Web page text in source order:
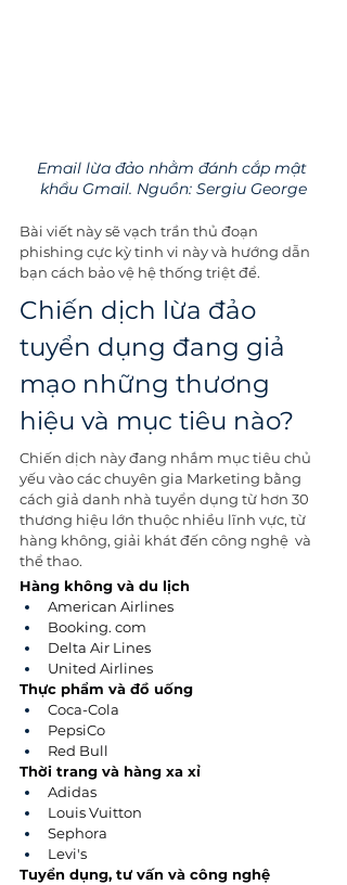
Email lừa đảo nhằm đánh cắp mật
khẩu Gmail. Nguồn: Sergiu George
Bài viết này sẽ vạch trần thủ đoạn
phishing cực kỳ tinh vi này và hướng dẫn
bạn cách bảo vệ hệ thống triệt để.
Chiến dịch lừa đảo
tuyển dụng đang giả
mạo những thương
hiệu và mục tiêu nào?
Chiến dịch này đang nhắm mục tiêu chủ
yếu vào các chuyên gia Marketing bằng
cách giả danh nhà tuyển dụng từ hơn 30
thương hiệu lớn thuộc nhiều lĩnh vực, từ
hàng không, giải khát đến công nghệ  và
thể thao.
Hàng không và du lịch
American Airlines
Booking. com
Delta Air Lines
United Airlines
Thực phẩm và đồ uống
Coca-Cola
PepsiCo
Red Bull
Thời trang và hàng xa xỉ
Adidas
Louis Vuitton
Sephora
Levi's
Tuyển dụng, tư vấn và công nghệ